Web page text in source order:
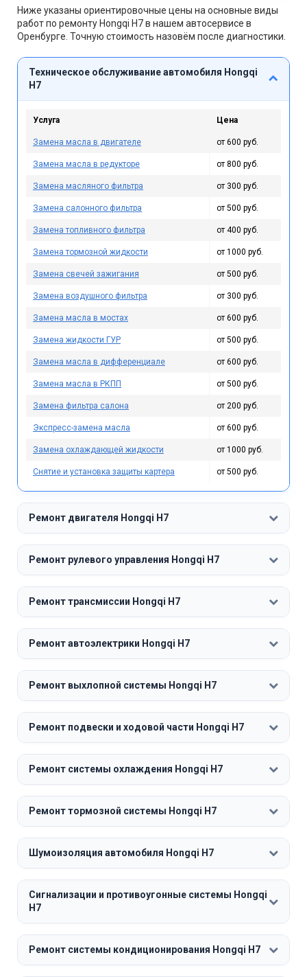
Ниже указаны ориентировочные цены на основные виды
работ по ремонту Hongqi H7 в нашем автосервисе в
Оренбурге. Точную стоимость назовём после диагностики.
Техническое обслуживание автомобиля Hongqi
H7
Услуга Цена
Замена масла в двигателе от 600 руб.
Замена масла в редукторе от 800 руб.
Замена масляного фильтра от 300 руб.
Замена салонного фильтра от 500 руб.
Замена топливного фильтра от 400 руб.
Замена тормозной жидкости от 1000 руб.
Замена свечей зажигания от 500 руб.
Замена воздушного фильтра от 300 руб.
Замена масла в мостах от 600 руб.
Замена жидкости ГУР от 500 руб.
Замена масла в дифференциале от 600 руб.
Замена масла в РКПП от 500 руб.
Замена фильтра салона от 200 руб.
Экспресс-замена масла от 600 руб.
Замена охлаждающей жидкости от 1000 руб.
Снятие и установка защиты картера от 500 руб.
Ремонт двигателя Hongqi H7
Ремонт рулевого управления Hongqi H7
Ремонт трансмиссии Hongqi H7
Ремонт автоэлектрики Hongqi H7
Ремонт выхлопной системы Hongqi H7
Ремонт подвески и ходовой части Hongqi H7
Ремонт системы охлаждения Hongqi H7
Ремонт тормозной системы Hongqi H7
Шумоизоляция автомобиля Hongqi H7
Сигнализации и противоугонные системы Hongqi
H7
Ремонт системы кондиционирования Hongqi H7